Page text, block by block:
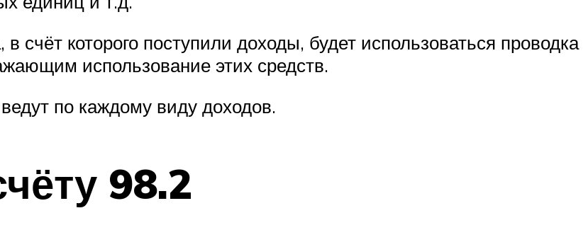
счёт которого поступили доходы, будет использоваться проводка
использование этих средств.
по каждому виду доходов.
98.2